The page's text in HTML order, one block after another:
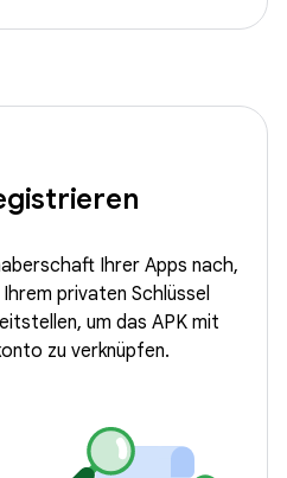
Ihrer Apps nach,
privaten Schlüssel
um das APK mit
zu verknüpfen.